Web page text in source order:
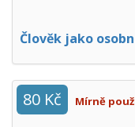
Člověk jako
80 Kč Mírně